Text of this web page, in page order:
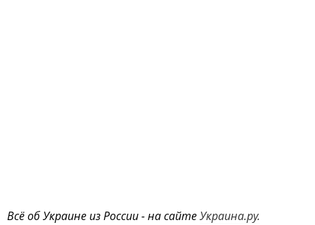
Всё об Украине из России - на сайтеУкраина.ру.